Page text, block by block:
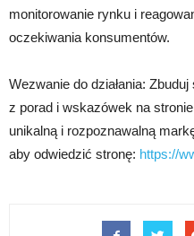
monitorowanie rynku i
oczekiwania konsumentów.
Wezwanie do działania:
z porad i wskazówek na
unikalną i rozpoznawalną
aby odwiedzić stronę: https://